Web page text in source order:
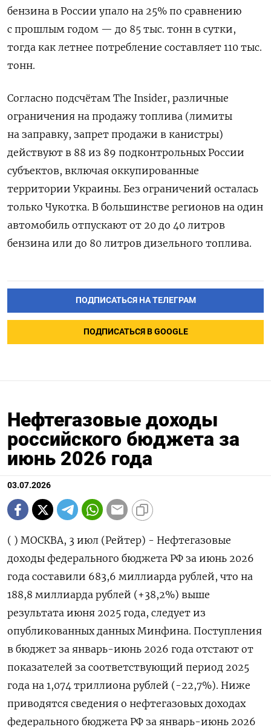
бензина в России упало на 25% по сравнению
с прошлым годом — до 85 тыс. тонн в сутки,
тогда как летнее потребление составляет 110 тыс.
тонн.
Согласно подсчётам The Insider, различные
ограничения на продажу топлива (лимиты
на заправку, запрет продажи в канистры)
действуют в 88 из 89 подконтрольных России
субъектов, включая оккупированные
территории Украины. Без ограничений осталась
только Чукотка. В большинстве регионов на один
автомобиль отпускают от 20 до 40 литров
бензина или до 80 литров дизельного топлива.
ПОДПИСАТЬСЯ НА ТЕЛЕГРАМ
ПОДПИСАТЬСЯ В GOOGLE
Нефтегазовые доходы
российского бюджета за
июнь 2026 года
03.07.2026
( ) МОСКВА, 3 июл (Рейтер) - Нефтегазовые доходы федерального бюджета РФ за июнь 2026 года составили 683,6 миллиарда ‌рублей, что на 188,8 миллиарда рублей (+38,2%) выше результата июня 2025 года, следует из опубликованных ​данных Минфина. Поступления в ​бюджет ​за январь-июнь ⁠2026 года отстают от показателей ‌за соответствующий период ‌2025 года на 1,074 триллиона рублей (-22,7%). Ниже приводятся сведения ​о нефтегазовых доходах федерального бюджета ‌РФ за январь-июнь 2026 года, по ​данным Минфина (в миллиардах рублей): По ян фе ма ап ма ию ию ∑ ию ию ию ию ян ян ка в в р р й н л ян н/ н/ н н в- в- за 26 26 26 26 26 26 26 в- ма ма 26 26 ию ию те ию й й /2 /2 н н ли н 26 26 5 5 26 26 26 г г +/ % /2 /2 г +/ % - 5 5 - +/ % - Не 39 43 61 85 67 68 3. 4, 0, 18 38 -1 -2 фт 3, 2, 7, 5, 8, 3, 66 7 7 8, ,2 .0 2, ег 3 3 0 6 9 6 0, 8 74 7 аз 7 ,1 ов ые до хо ды , вс ег о На 44 43 44 91 1. 96 4. -4 -4 35 58 -6 -1 ло 0, 7, 2, 6, 01 8, 22 5, ,5 9, ,9 60 3, г 3 7 9 8 4, 6 0, 6 2 ,5 5 на 2 5 до бы чу по ле зн ых ис ко па ем ых (Н ДП И) Не 33 31 32 77 87 83 3. -3 -4 33 65 -5 -1 фт 1, 4, 6, 1, 2, 7, 45 5, ,0 1, ,5 72 4, ь 9 4 8 3 9 7 5, 2 6 ,2 2 0 Га 70 88 85 92 83 64 48 -1 -2 6, 10 -3 -7 з ,9 ,9 ,5 ,5 ,4 ,7 5, 8, 2, 3 ,8 7, ,1 9 7 4 3 Га 37 34 30 52 58 66 27 8, 14 21 47 -5 -1 зо ,5 ,4 ,6 ,9 ,0 ,1 9, 1 ,0 ,2 ,2 1, 5, вы 5 1 5 й ко нд ен са т Эк 40 47 36 56 47 48 27 1, 2, 27 13 34 14 сп ,7 ,8 ,6 ,2 ,0 ,3 6, 3 8 ,6 3, ,7 ,3 ор 6 3 тн ая по шл ин а Не 0, 0, 0, 0, 0, 0, 0, 0, 0, 0, 0, 0, 0, фт 0 0 0 0 0 0 0 0 0 0 0 0 0 ь Га 40 47 36 56 45 44 27 -1 -2 23 11 29 12 з ,7 ,8 ,6 ,0 ,2 ,2 0, ,0 ,2 ,5 3, ,3 ,1 5 5 Не 0, 0, 0, 0, 1, 4, 6, 2, 12 4, 0, 5, 66 фт 0 0 0 2 8 1 1 3 7, 1 0 3 2, еп 8 5 ро ду кт ы На -0 -0 19 25 -4 -2 44 1, -3 -2 -2 -5 -5 ло ,6 ,5 1, 9, ,4 ,8 2, 6 6, ,9 .9 35 4, г 5 7 9 4 00 ,3 7 на ,0 до по лн ит ел ьн ый до хо д (Н ДД ) Ак -6 -6 -6 -1 -1 -1 -5 51 -3 -1 12 13 -1 ци 3, 5, 1, 51 53 01 97 ,1 3, 1, ,5 7, 8, з 6 3 6 ,8 ,0 ,9 ,2 4 3 9 8 на не фт ян ое сы рь е* (б ез Кд ем п и Ки нв ) Кд -1 18 15 -2 -2 -2 -6 -6 3, -1 51 -6 11 ем 6, ,8 ,0 07 04 10 05 ,3 1 76 0, 0, ,2 п 9 ,5 ,3 ,6 ,5 ,1 4 8 ** Ки -8 -7 -8 -1 -2 -1 -8 2, -1 -7 61 11 -1 нв ,1 ,5 ,6 8, 1, 8, 3, 4 1, ,2 ,5 ,2 1, ** 9 3 9 3 3 9 * Кв 1, 1, 1, 1, 0, 0, 6, 0, 33 -0 -3 -1 -1 рк 5 3 2 2 6 8 6 2 ,3 ,5 8, ,1 4, 5 3 Ба 57 58 85 83 50 47